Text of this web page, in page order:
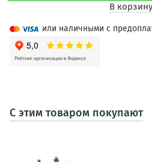
В корзину
или наличными с
С этим товаром покупают